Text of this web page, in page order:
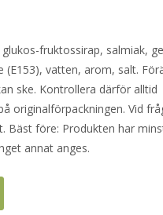
glukos-fruktossirap, salmiak,
vatten, arom, salt.
ske. Kontrollera därför alltid
originalförpackningen. Vid
Bäst före: Produkten har
annat anges.